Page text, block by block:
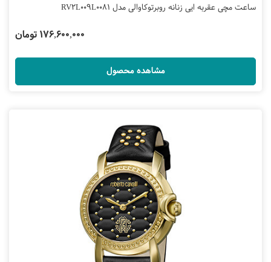
ساعت مچی عقربه ایی زنانه روبرتوکاوالی مدل RV2L009L0081
176,600,000 تومان
مشاهده محصول